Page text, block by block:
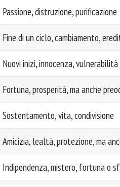
Passione, distruzione, purificazione
Fine di un ciclo, cambiamento,
Nuovi inizi, innocenza, vulnerabilità
Fortuna, prosperità, ma anche
Sostentamento, vita, condivisione
Amicizia, lealtà, protezione, ma
Indipendenza, mistero, fortuna o